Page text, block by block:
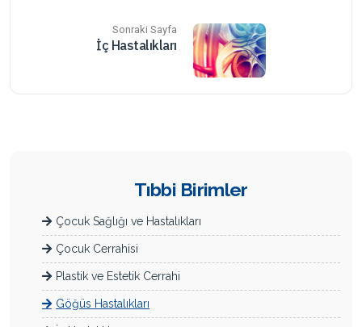
Sonraki Sayfa
İç Hastalıkları
Tıbbi Birimler
Çocuk Sağlığı ve Hastalıkları
Çocuk Cerrahisi
Plastik ve Estetik Cerrahi
Göğüs Hastalıkları